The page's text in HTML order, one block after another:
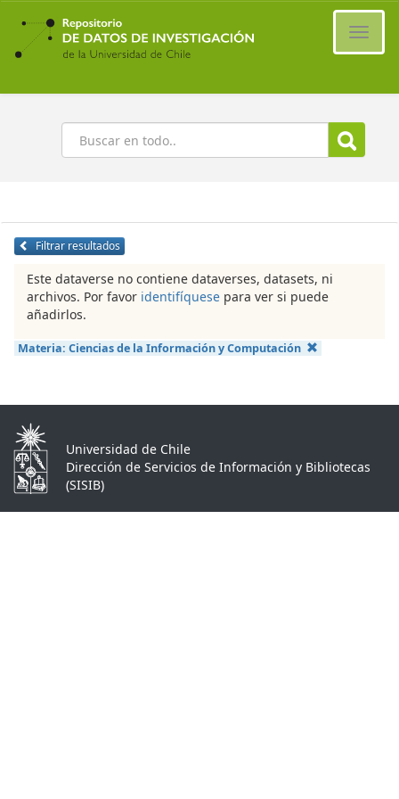
Ir
contenido
principal
Buscar
Filtrar resultados
Este dataverse no contiene dataverses, datasets, ni
archivos. Por favor identifíquese para ver si puede
añadirlos.
Materia: Ciencias de la Información y Computación
Universidad de Chile
Dirección de Servicios de Información y Bibliotecas
(SISIB)